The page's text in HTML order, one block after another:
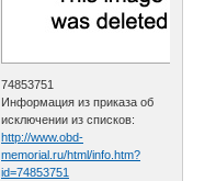
74853751
Информация из приказа об
исключении из списков:
http://www.obd-
memorial.ru/html/info.htm?
id=74853751